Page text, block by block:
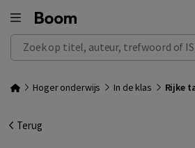
Zoek op titel, auteur, trefwoord of ISBN
Hoger onderwijs In de klas Rijke
Terug